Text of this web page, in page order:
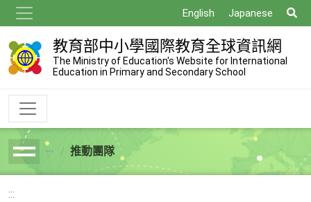
到
主
要
內
English Japanese
尋
教育部中小學國際教育全球資訊網
The Ministry of Education's Website for International
Education in Primary and Secondary School
breadcrumb推動團隊
:::